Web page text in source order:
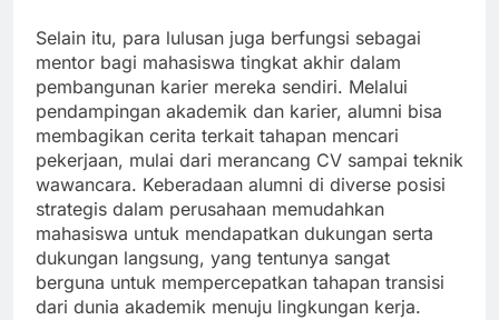
Selain itu, para lulusan juga berfungsi sebagai
mentor bagi mahasiswa tingkat akhir dalam
pembangunan karier mereka sendiri. Melalui
pendampingan akademik dan karier, alumni bisa
membagikan cerita terkait tahapan mencari
pekerjaan, mulai dari merancang CV sampai teknik
wawancara. Keberadaan alumni di diverse posisi
strategis dalam perusahaan memudahkan
mahasiswa untuk mendapatkan dukungan serta
dukungan langsung, yang tentunya sangat
berguna untuk mempercepatkan tahapan transisi
dari dunia akademik menuju lingkungan kerja.